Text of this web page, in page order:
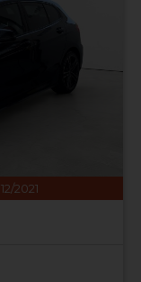
12/2021